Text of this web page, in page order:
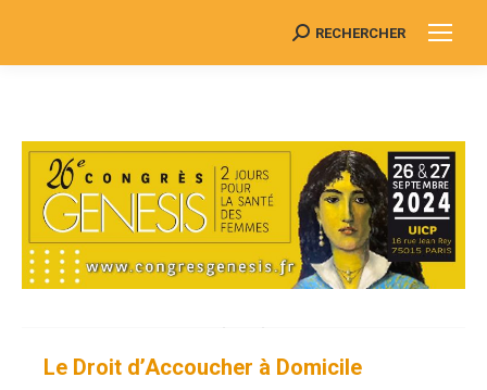
Search:
RECHERCHER
Le Droit d’Accoucher à Domicile